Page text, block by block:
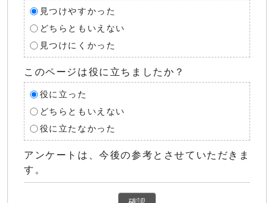
見つけやすかった
どちらともいえない
見つけにくかった
このページは役に立ちましたか？
役に立った
どちらともいえない
役に立たなかった
アンケートは、今後の参考とさせていただきま
す。